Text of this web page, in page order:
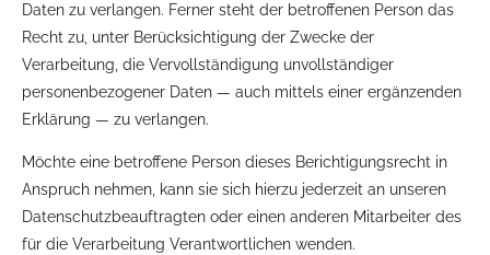
Daten zu verlangen. Ferner steht der betroffenen Person das
Recht zu, unter Berücksichtigung der Zwecke der
Verarbeitung, die Vervollständigung unvollständiger
personenbezogener Daten — auch mittels einer ergänzenden
Erklärung — zu verlangen.
Möchte eine betroffene Person dieses Berichtigungsrecht in
Anspruch nehmen, kann sie sich hierzu jederzeit an unseren
Datenschutzbeauftragten oder einen anderen Mitarbeiter des
für die Verarbeitung Verantwortlichen wenden.